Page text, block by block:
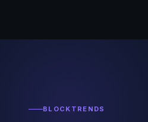
BLOCKTRENDS